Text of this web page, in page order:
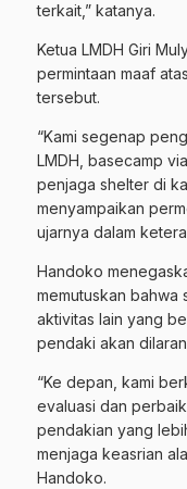
terkait,” katanya.
Ketua LMDH Giri
permintaan maaf
tersebut.
“Kami segenap
LMDH, basecamp
penjaga shelter di
menyampaikan
ujarnya dalam
Handoko
memutuskan bahwa
aktivitas lain yang
pendaki akan
“Ke depan, kami
evaluasi dan
pendakian yang
menjaga keasrian
Handoko.